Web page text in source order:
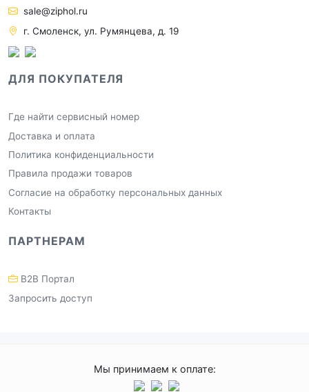
sale@ziphol.ru
г. Смоленск, ул. Румянцева, д. 19
ДЛЯ ПОКУПАТЕЛЯ
Где найти сервисный номер
Доставка и оплата
Политика конфиденциальности
Правила продажи товаров
Согласие на обработку персональных данных
Контакты
ПАРТНЕРАМ
B2B Портал
Запросить доступ
Мы принимаем к оплате: